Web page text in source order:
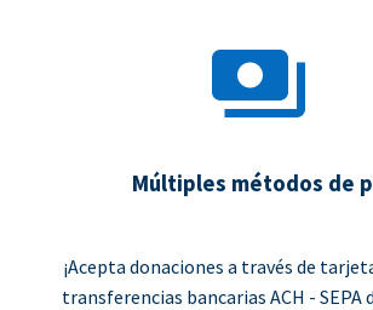
Múltiples métodos de
¡Acepta donaciones a través de
transferencias bancarias ACH - SEPA